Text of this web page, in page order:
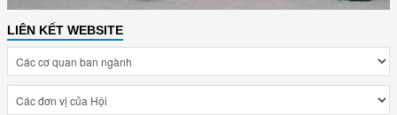
LIÊN KẾT WEBSITE